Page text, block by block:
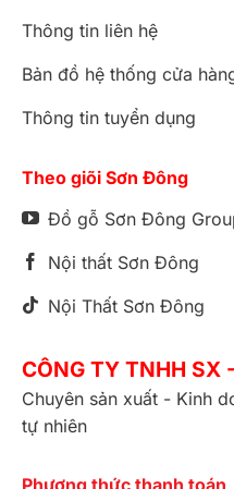
Thông tin liên hệ
Bản đồ hệ thống cửa
Thông tin tuyển dụng
Theo giõi Sơn Đông
Đồ gỗ Sơn Đông
Nội thất Sơn Đông
Nội Thất Sơn Đông
CÔNG TY TNHH
Chuyên sản xuất - Kinh
tự nhiên